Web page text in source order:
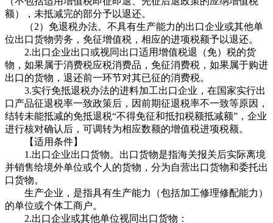
额），未抵减完的部分予以退还。
（2）免退税办法。不具有生产能力的出口企业或其他单
位出口货物劳务，免征增值税，相应的进项税额予以退还。
2.出口企业出口或视同出口适用增值税退（免）税的货
物，如果属于消费税应税消费品，免征消费税，如果属于购进
出口的货物，退还前一环节对其已征的消费税。
3.实行免抵退税办法的进料加工出口企业，在国家实行出
口产品征退税率一致政策后，因前期征退税率不一致等原因，
结转未能抵减的免抵退税“不得免征和抵扣税额抵减额”，企业
进行核对确认后，可调转为相应数额的增值税进项税额。
【适用条件】
1.出口企业出口货物。出口货物是指海关报关后实际离境
并销售给境外单位或个人的货物，分为自营出口货物和委托出
口货物。
生产企业，是指具有生产能力（包括加工修理修配能力）
的单位或个体工商户。
2.出口企业或其他单位视同出口货物：